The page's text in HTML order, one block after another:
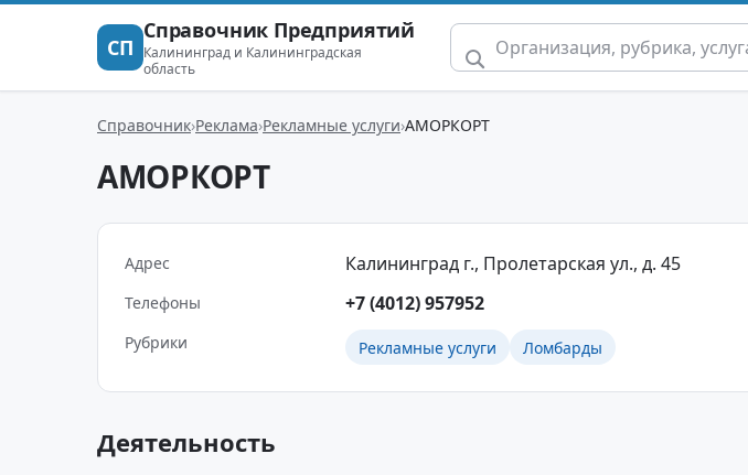
СП
Справочник Предприятий
Калининград и Калининградская
область
Справочник Реклама Рекламные услуги АМОРКОРТ
АМОРКОРТ
Адрес Калининград г., Пролетарская ул., д. 45
Телефоны +7 (4012) 957952
Рубрики Рекламные услуги Ломбарды
Деятельность